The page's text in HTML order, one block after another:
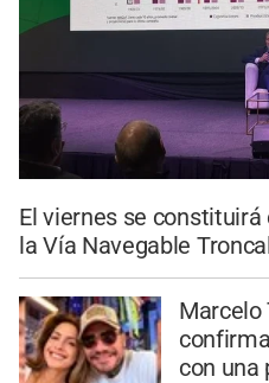
El viernes se
la Vía Navegable
Marcelo
con una